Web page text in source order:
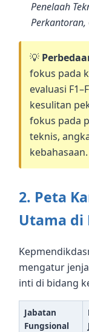
Penelaah
Perkantoran,
💡
fokus pada
evaluasi
kesulitan
fokus pada
teknis,
kebahasaan.
2. Peta
Utama di
mengatur
inti di bidang
Jabatan
Fungsional